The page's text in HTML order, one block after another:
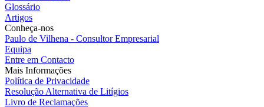
Glossário
Artigos
Conheça-nos
Paulo de Vilhena - Consultor Empresarial
Equipa
Entre em Contacto
Mais Informações
Política de Privacidade
Resolução Alternativa de Litígios
Livro de Reclamações